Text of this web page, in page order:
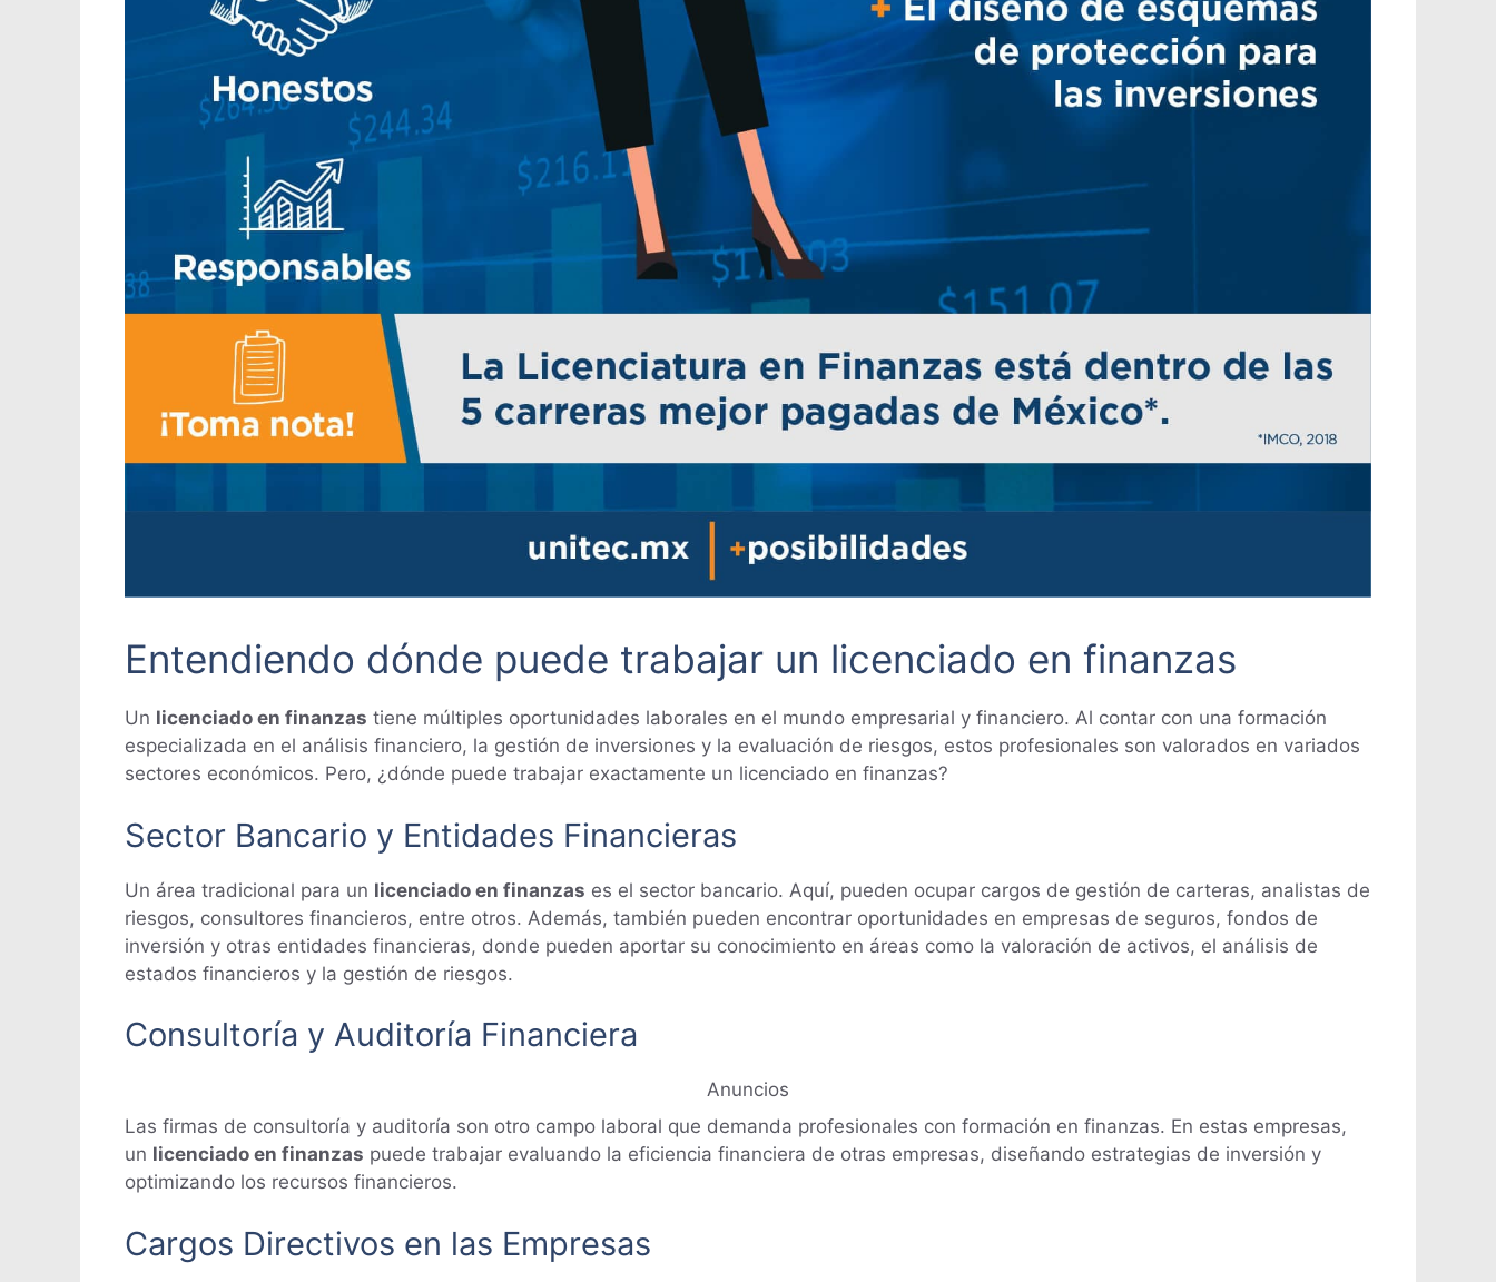
Entendiendo dónde puede trabajar un licenciado en finanzas
Un licenciado en finanzas tiene múltiples oportunidades laborales en el mundo empresarial y financiero. Al contar con una formación
especializada en el análisis financiero, la gestión de inversiones y la evaluación de riesgos, estos profesionales son valorados en variados
sectores económicos. Pero, ¿dónde puede trabajar exactamente un licenciado en finanzas?
Sector Bancario y Entidades Financieras
Un área tradicional para un licenciado en finanzas es el sector bancario. Aquí, pueden ocupar cargos de gestión de carteras, analistas de
riesgos, consultores financieros, entre otros. Además, también pueden encontrar oportunidades en empresas de seguros, fondos de
inversión y otras entidades financieras, donde pueden aportar su conocimiento en áreas como la valoración de activos, el análisis de
estados financieros y la gestión de riesgos.
Consultoría y Auditoría Financiera
Anuncios
Las firmas de consultoría y auditoría son otro campo laboral que demanda profesionales con formación en finanzas. En estas empresas,
un licenciado en finanzas puede trabajar evaluando la eficiencia financiera de otras empresas, diseñando estrategias de inversión y
optimizando los recursos financieros.
Cargos Directivos en las Empresas